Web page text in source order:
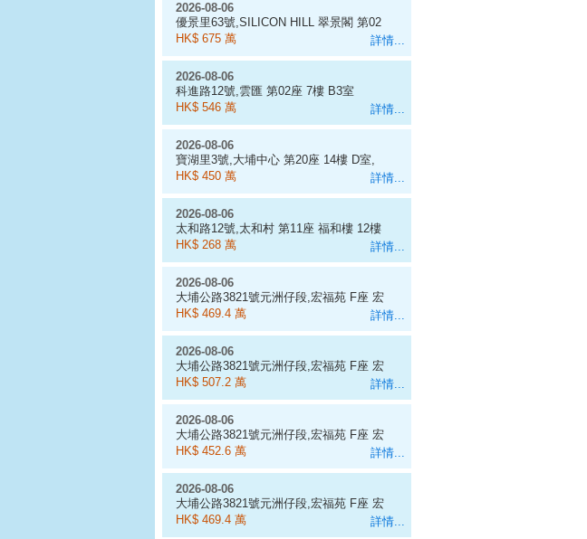
詳情...
2026-08-06
優景里63號,SILICON HILL 翠景閣 第02
座 7樓 A6室
HK$ 675 萬
詳情...
2026-08-06
科進路12號,雲匯 第02座 7樓 B3室
HK$ 546 萬
詳情...
2026-08-06
寶湖里3號,大埔中心 第20座 14樓 D室,
454呎
HK$ 450 萬
詳情...
2026-08-06
太和路12號,太和村 第11座 福和樓 12樓
1室
HK$ 268 萬
詳情...
2026-08-06
大埔公路3821號元洲仔段,宏福苑 F座 宏
昌閣 3樓 4室, 538呎
HK$ 469.4 萬
詳情...
2026-08-06
大埔公路3821號元洲仔段,宏福苑 F座 宏
昌閣 1樓 5室, 583呎
HK$ 507.2 萬
詳情...
2026-08-06
大埔公路3821號元洲仔段,宏福苑 F座 宏
昌閣 12樓 7室, 518呎
HK$ 452.6 萬
詳情...
2026-08-06
大埔公路3821號元洲仔段,宏福苑 F座 宏
昌閣 9樓 4室, 538呎
HK$ 469.4 萬